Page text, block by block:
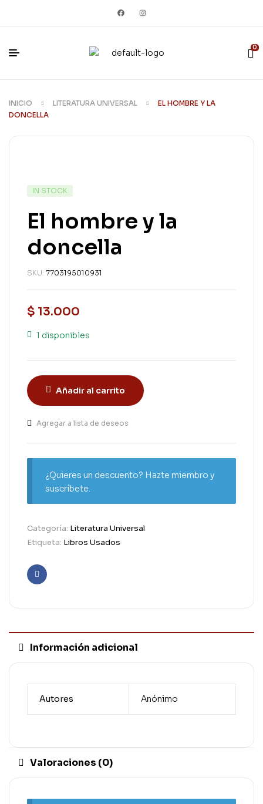
0
INICIO LITERATURA UNIVERSAL
EL HOMBRE Y LA
DONCELLA
IN STOCK
El hombre y la
doncella
SKU: 7703195010931
$ 13.000
1 disponibles
Añadir al carrito
Agregar a lista de deseos
¿Quieres un descuento? Hazte miembro y
suscríbete.
Categoría: Literatura Universal
Etiqueta: Libros Usados
Facebook
Información adicional
Autores Anónimo
Valoraciones (0)